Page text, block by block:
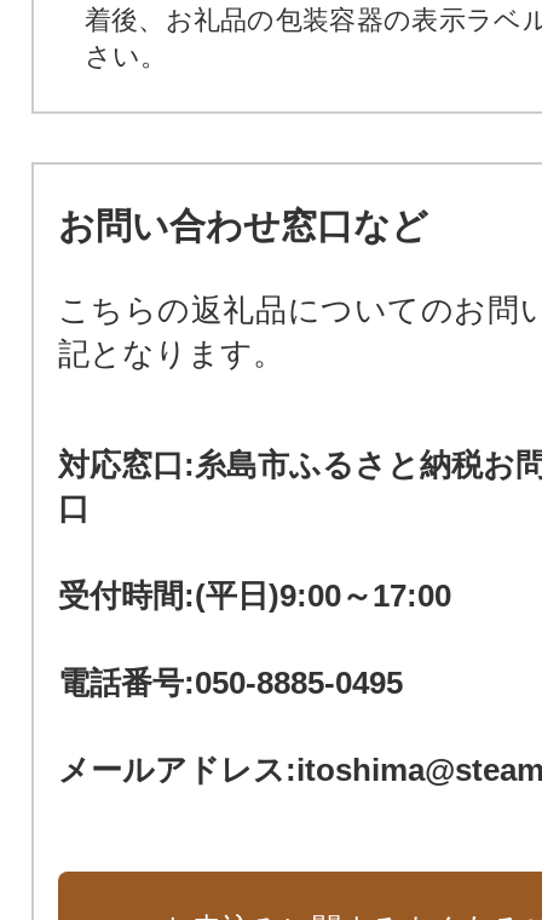
着後、お礼品の包装容器の表示ラベ
さい。
お問い合わせ窓口など
こちらの返礼品についてのお問
記となります。
対応窓口:糸島市ふるさと納税お
口
受付時間:(平日)9:00～17:00
電話番号:050-8885-0495
メールアドレス